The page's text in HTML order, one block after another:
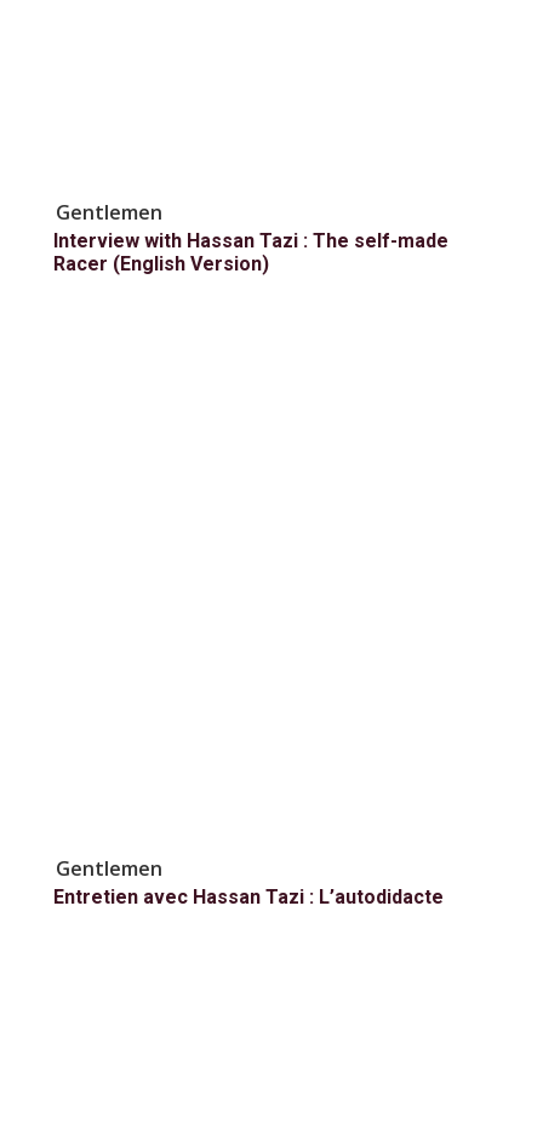
Gentlemen
Interview with Hassan Tazi : The self-made
Racer (English Version)
Gentlemen
Entretien avec Hassan Tazi : L’autodidacte